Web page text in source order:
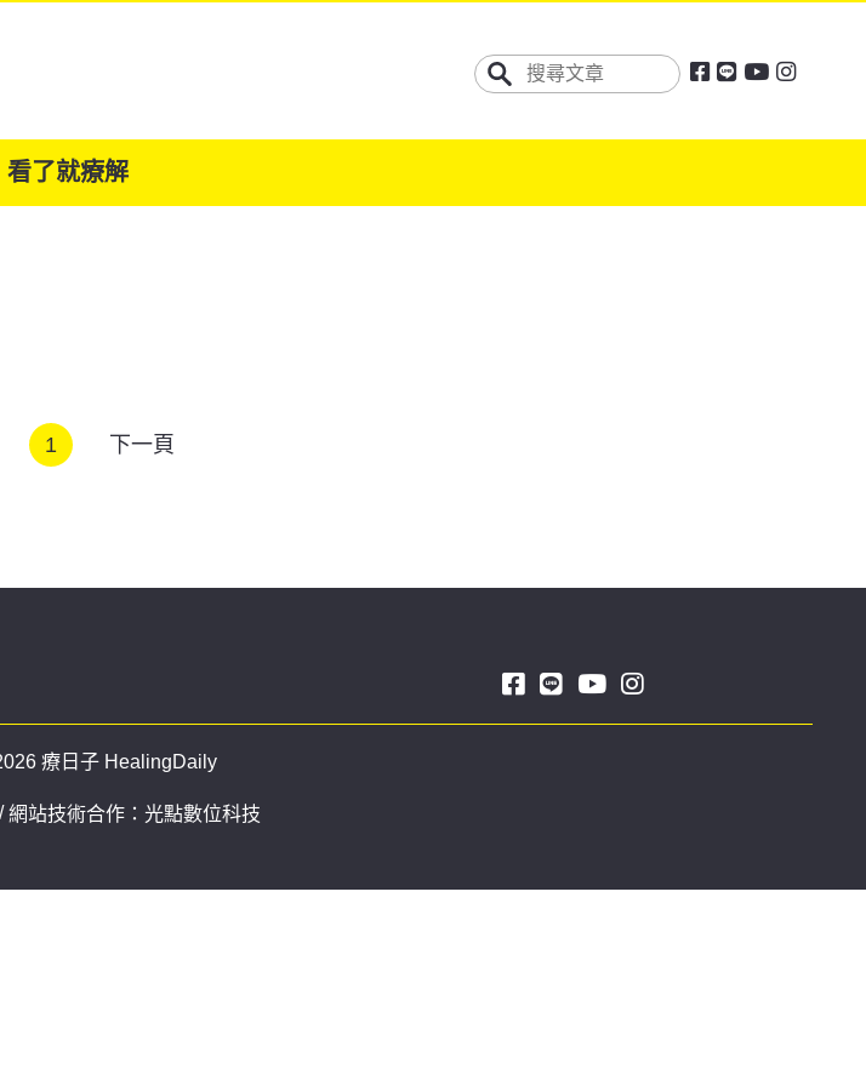
看了就療解
1 下一頁
療日子 HealingDaily
/網站技術合作： 光點數位科技